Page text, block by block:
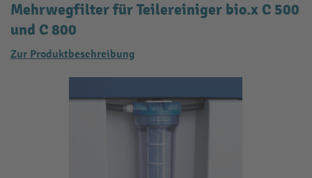
Mehrwegfilter für Teilereiniger bio.x C 500
und C 800
Zur Produktbeschreibung